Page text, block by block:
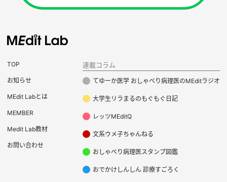
TOP
お知らせ
MEdit Labとは
MEMBER
Medit Lab教材
お問い合わせ
連載コラム
てゆーか医学 おしゃべり病理医のMEditラジオ
大学生リラまるのもぐもぐ日記
レッツMEditQ
文系ウメ子ちゃんねる
おしゃべり病理医スタンプ図鑑
おでかけしんしん 診療すごろく